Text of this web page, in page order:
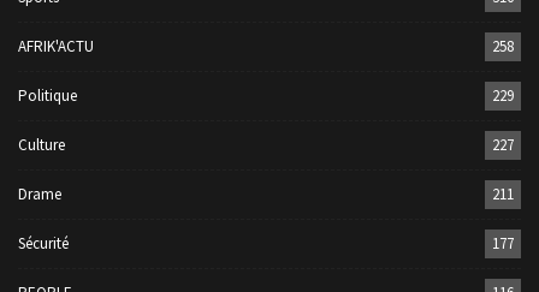
AFRIK'ACTU 258
Politique 229
Culture 227
Drame 211
Sécurité 177